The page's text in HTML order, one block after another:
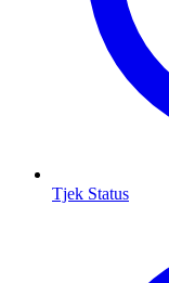
Tjek Status